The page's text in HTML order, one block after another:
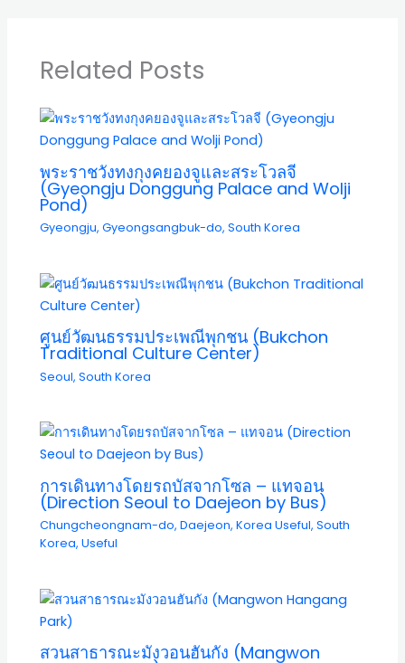
Related Posts
พระราชวังทงกุงคยองจูและสระโวลจี
(Gyeongju Donggung Palace and Wolji
Pond)
Gyeongju,Gyeongsangbuk-do,South Korea
ศูนย์วัฒนธรรมประเพณีพุกชน (Bukchon
Traditional Culture Center)
Seoul,South Korea
การเดินทางโดยรถบัสจากโซล – แทจอน
(Direction Seoul to Daejeon by Bus)
Chungcheongnam-do,Daejeon,Korea Useful,South
Korea,Useful
สวนสาธารณะมังวอนฮันกัง (Mangwon